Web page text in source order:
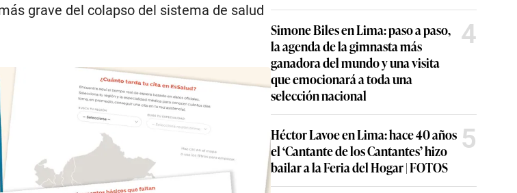
grave del colapso del sistema de salud
Simone Biles en Lima: paso a paso,
la agenda de la gimnasta más
ganadora del mundo y una visita
que emocionará a toda una
selección nacional
4
Héctor Lavoe en Lima: hace 40 años
el ‘Cantante de los Cantantes’ hizo
bailar a la Feria del Hogar | FOTOS
5